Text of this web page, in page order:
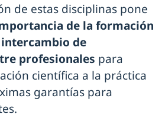
de estas disciplinas pone
de la formación
de
profesionales para
científica a la práctica
garantías para